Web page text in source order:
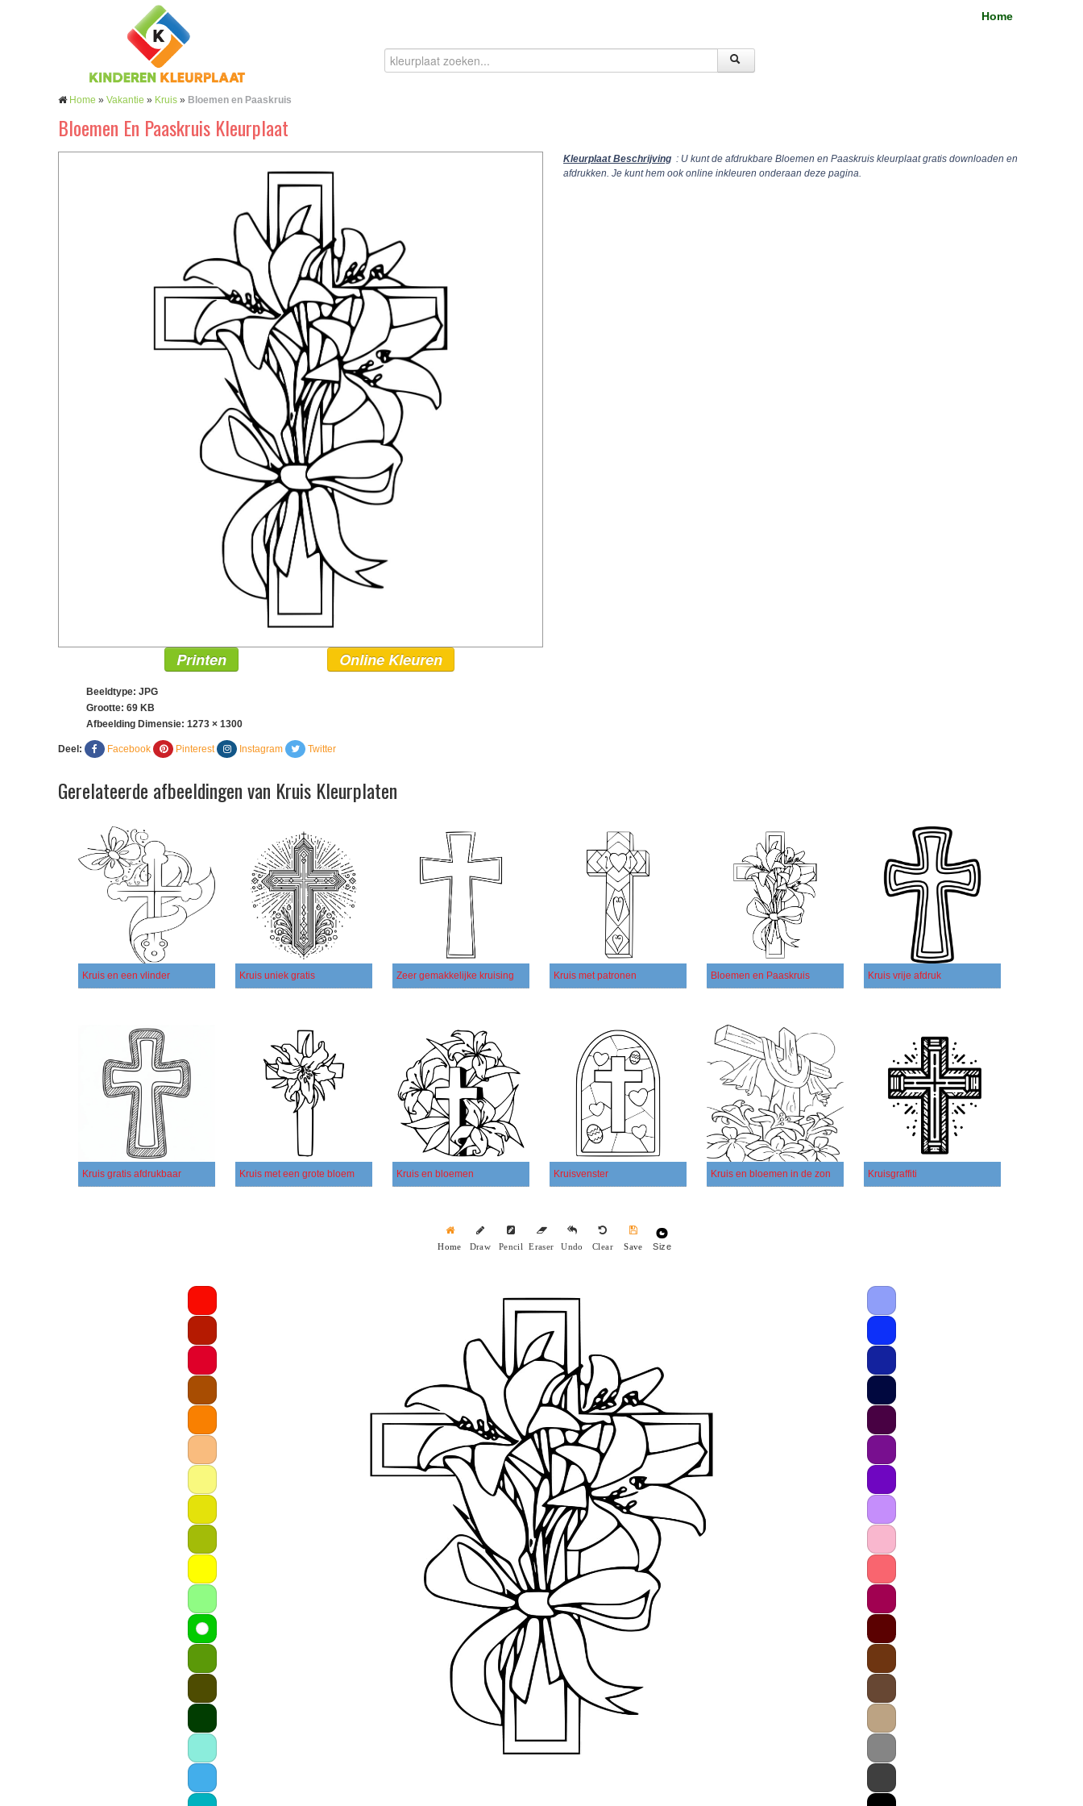
Home
Home » Vakantie » Kruis » Bloemen en Paaskruis
Bloemen En Paaskruis Kleurplaat
Kleurplaat Beschrijving : U kunt de afdrukbare Bloemen en Paaskruis kleurplaat gratis downloaden en
afdrukken. Je kunt hem ook online inkleuren onderaan deze pagina.
Printen Online Kleuren
Beeldtype: JPG
Grootte: 69 KB
Afbeelding Dimensie: 1273 × 1300
Deel: Facebook Pinterest Instagram Twitter
Gerelateerde afbeeldingen van Kruis Kleurplaten
Kruis en een vlinder Kruis uniek gratis Zeer gemakkelijke kruising Kruis met patronen Bloemen en Paaskruis Kruis vrije afdruk
Kruis gratis afdrukbaar Kruis met een grote bloem Kruis en bloemen Kruisvenster Kruis en bloemen in de zon Kruisgraffiti
Home Draw Pencil Eraser Undo Clear Save Size